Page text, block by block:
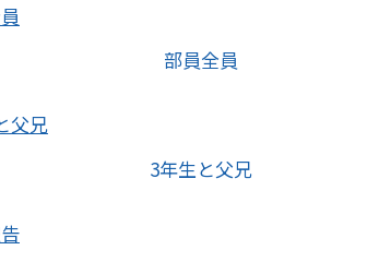
部員全員
3年生と父兄